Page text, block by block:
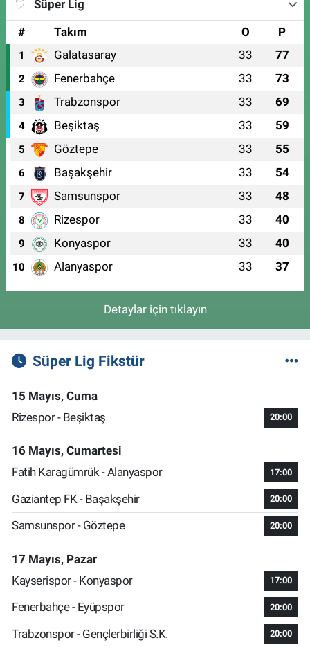
Süper Lig
#
Takım O P
1 Galatasaray 33 77
2 Fenerbahçe 33 73
3 Trabzonspor 33 69
4 Beşiktaş 33 59
5 Göztepe 33 55
6 Başakşehir 33 54
7 Samsunspor 33 48
8 Rizespor 33 40
9 Konyaspor 33 40
10 Alanyaspor 33 37
Detaylar için tıklayın
Süper Lig Fikstür
15 Mayıs, Cuma
Rizespor - Beşiktaş
20:00
16 Mayıs, Cumartesi
Fatih Karagümrük - Alanyaspor
17:00
Gaziantep FK - Başakşehir 20:00
Samsunspor - Göztepe 20:00
17 Mayıs, Pazar
Kayserispor - Konyaspor
17:00
Fenerbahçe - Eyüpspor 20:00
Trabzonspor - Gençlerbirliği S.K. 20:00